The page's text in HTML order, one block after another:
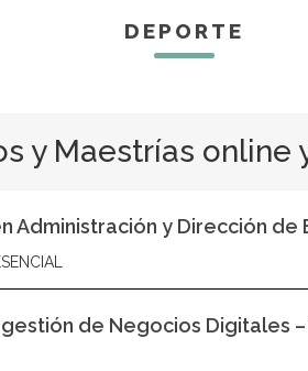
DEPORTE
y Maestrías online
Administración y Dirección de
de Negocios Digitales